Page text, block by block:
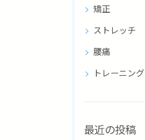
矯正
ストレッチ
腰痛
トレーニング
最近の投稿